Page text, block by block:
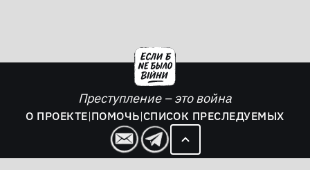
Преступление – это война
О ПРОЕКТЕ|ПОМОЧЬ|СПИСОК ПРЕСЛЕДУЕМЫХ